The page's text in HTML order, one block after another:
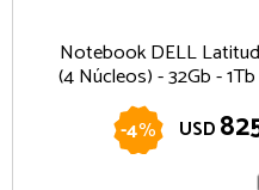
Notebook DELL
(4 Núcleos) - 32Gb -
-4% USD